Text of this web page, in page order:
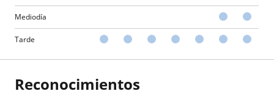
Mediodía
Tarde
Reconocimientos